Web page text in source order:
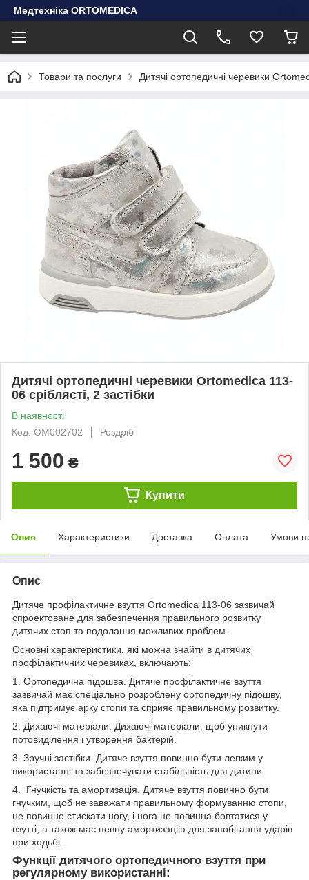
Медтехніка ORTOMEDICA
Товари та послуги Дитячі ортопедичні черевики
Дитячі ортопедичні черевики Ortomedica 113-
06 сріблясті, 2 застібки
В наявності
Код: ОМ002702
Роздріб
1 500 ₴
Купити
Опис Характеристики Доставка Оплата Умови
Опис
Дитяче профілактичне взуття Ortomedica 113-06 зазвичай
спроектоване для забезпечення правильного розвитку
дитячих стоп та подолання можливих проблем.
Основні характеристики, які можна знайти в дитячих
профілактичних черевиках, включають:
1. Ортопедична підошва. Дитяче профілактичне взуття
зазвичай має спеціально розроблену ортопедичну підошву,
яка підтримує арку стопи та сприяє правильному розвитку.
2. Дихаючі матеріали. Дихаючі матеріали, щоб уникнути
потовиділення і утворення бактерій.
3. Зручні застібки. Дитяче взуття повинно бути легким у
використанні та забезпечувати стабільність для дитини.
4. Гнучкість та амортизація. Дитяче взуття повинно бути
гнучким, щоб не заважати правильному формуванню стопи,
не повинно стискати ногу, і нога не повинна бовтатися у
взутті, а також має певну амортизацію для запобігання ударів
при ходьбі.
Функції дитячого ортопедичного взуття при
регулярному використанні: